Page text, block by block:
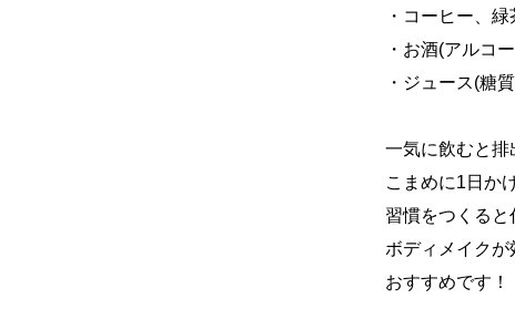
・コーヒー、
・お酒(アルコ
・ジュース(糖
一気に飲むと
こまめに1日か
習慣をつくると
ボディメイク
おすすめです！